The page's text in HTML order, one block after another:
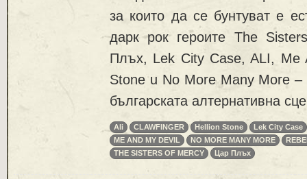
за които да се бунтуват е
дарк рок героите Тhe
Плъх, Lek City Case, ALI, Me
Stone u No More Many More –
българската алтернативна
Ali CLAWFINGER Hellion Stone
Lek City Case
ME AND MY DEVIL
NO MORE MANY MORE
THE SISTERS OF MERCY
Цар Плъх